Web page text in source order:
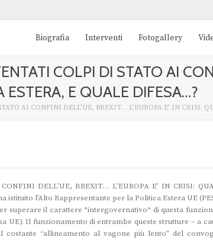
Biografia Interventi Fotogallery
COLPI DI STATO AI
ESTERA, E QUALE DIFESA…?
AI CONFINI DELL’UE, BREXIT… L’EUROPA E’ IN CRISI:
DELL’UE, BREXIT… L’EUROPA E’ IN CRISI:
istituito l’Alto Rappresentante per la Politica Estera UE
superare il carattere *intergovernativo* di questa
UE). Il funzionamento di entrambe queste strutture – a
“allineamento al vagone più lento” del